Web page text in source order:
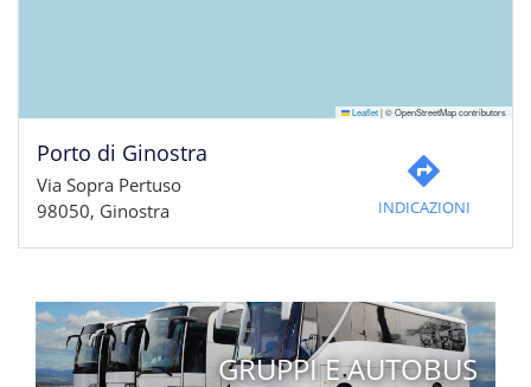
Leaflet|© OpenStreetMap contributors
Porto di Ginostra
Via Sopra Pertuso
98050, Ginostra
INDICAZIONI
GRUPPI E AUTOBUS